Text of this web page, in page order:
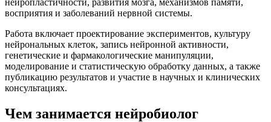
восприятия и заболеваний нервной системы.
Работа включает проектирование экспериментов, культуру
нейрональных клеток, запись нейронной активности,
генетические и фармакологические манипуляции,
моделирование и статистическую обработку данных, а также
публикацию результатов и участие в научных и клинических
консультациях.
Чем занимается нейробиолог